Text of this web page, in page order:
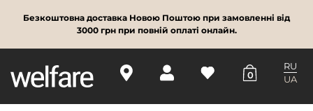
Безкоштовна доставка Новою Поштою при замовленні від
3000 грн при повній оплаті онлайн.
0
RU
UA